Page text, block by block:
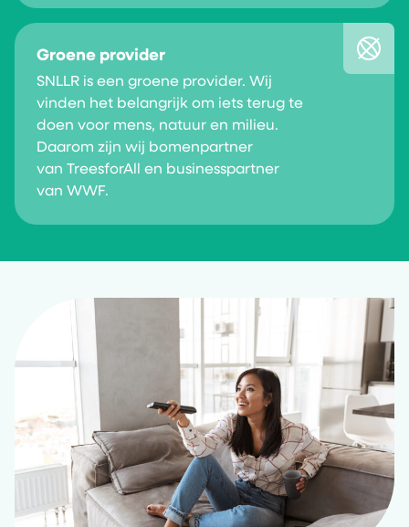
Groene provider
SNLLR is een groene provider. Wij
vinden het belangrijk om iets terug te
doen voor mens, natuur en milieu.
Daarom zijn wij bomenpartner
van TreesforAll
en businesspartner
van WWF.